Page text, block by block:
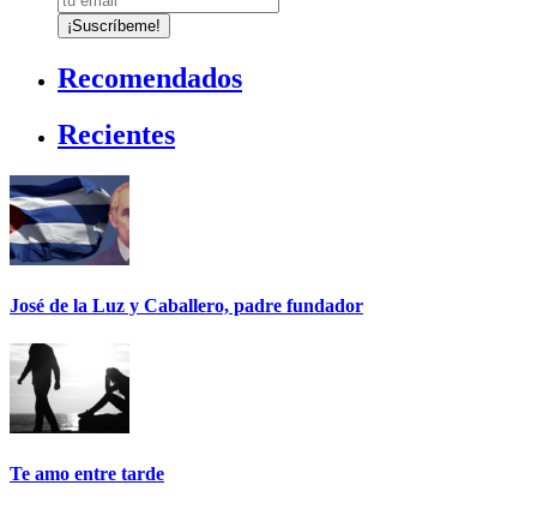
Recomendados
Recientes
José de la Luz y Caballero, padre fundador
Te amo entre tarde